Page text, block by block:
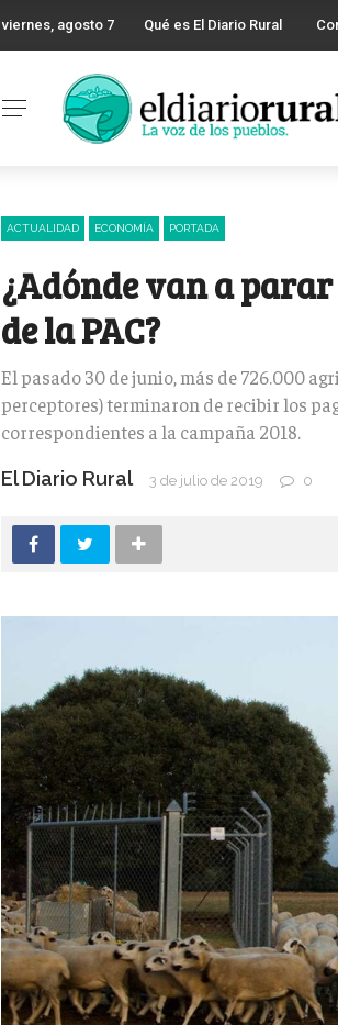
viernes, agosto 7 Qué es El Diario Rural
ACTUALIDAD ECONOMÍA PORTADA
¿Adónde van a
de la PAC?
El pasado 30 de junio, más de 726.000
perceptores) terminaron de recibir los
correspondientes a la campaña 2018.
El Diario Rural 3 de julio de 2019 0